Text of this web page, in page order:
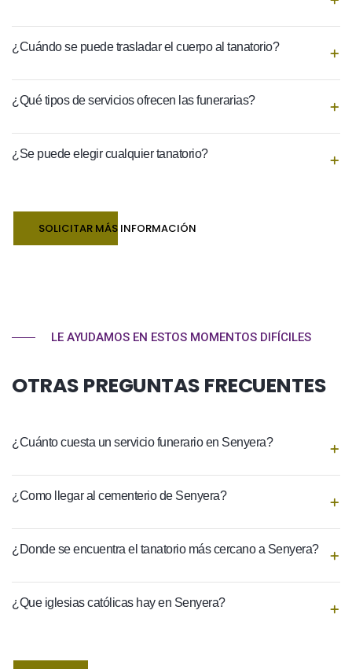
¿Cuándo se puede trasladar el cuerpo al tanatorio?
¿Qué tipos de servicios ofrecen las funerarias?
¿Se puede elegir cualquier tanatorio?
SOLICITAR MÁS INFORMACIÓN
LE AYUDAMOS EN ESTOS MOMENTOS DIFÍCILES
OTRAS PREGUNTAS FRECUENTES
¿Cuánto cuesta un servicio funerario en Senyera?
¿Como llegar al cementerio de Senyera?
¿Donde se encuentra el tanatorio más cercano a Senyera?
¿Que iglesias católicas hay en Senyera?